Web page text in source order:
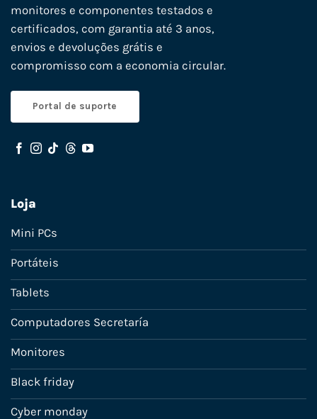
monitores e componentes testados e
certificados, com garantia até 3 anos,
envios e devoluções grátis e
compromisso com a economia circular.
Portal de suporte
Loja
Mini PCs
Portáteis
Tablets
Computadores Secretaría
Monitores
Black friday
Cyber monday